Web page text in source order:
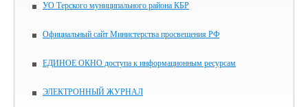
УО Терского муниципального района КБР
Официальный сайт Министерства просвещения РФ
ЕДИНОЕ ОКНО доступа к информационным ресурсам
ЭЛЕКТРОННЫЙ ЖУРНАЛ